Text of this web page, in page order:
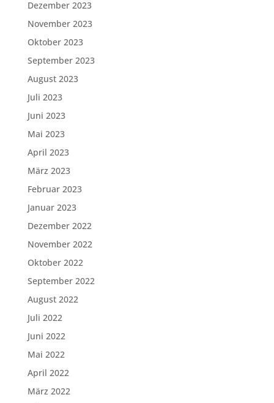
Dezember 2023
November 2023
Oktober 2023
September 2023
August 2023
Juli 2023
Juni 2023
Mai 2023
April 2023
März 2023
Februar 2023
Januar 2023
Dezember 2022
November 2022
Oktober 2022
September 2022
August 2022
Juli 2022
Juni 2022
Mai 2022
April 2022
März 2022